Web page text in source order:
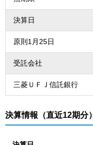
決算日
原則1月25日
受託会社
三菱ＵＦＪ信託銀行
決算情報（直近12期分）